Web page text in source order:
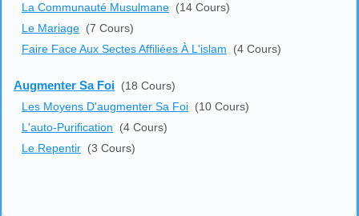
La Communauté Musulmane (14 Cours)
Le Mariage (7 Cours)
Faire Face Aux Sectes Affiliées À L'islam
(4 Cours)
Augmenter Sa Foi (18 Cours)
Les Moyens D'augmenter Sa Foi (10 Cours)
L'auto-Purification
(4 Cours)
Le Repentir (3 Cours)